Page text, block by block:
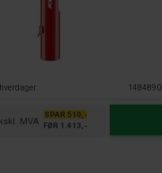
hverdager 1484890
SPAR 510,-
FØR 1.413,-